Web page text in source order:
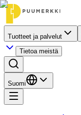
Tuotteet ja palvelut
Tietoa meistä
Suomi